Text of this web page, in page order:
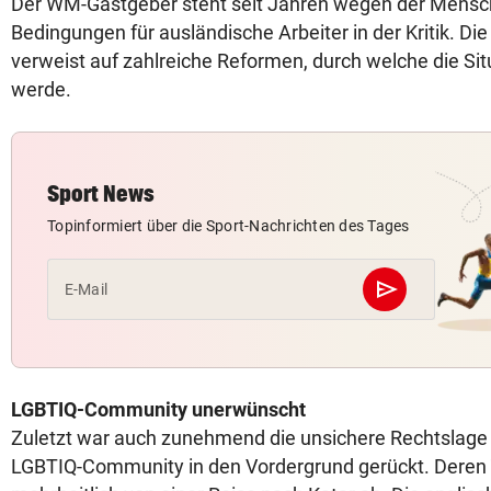
Bedingungen für ausländische Arbeiter in der Kritik.
verweist auf zahlreiche Reformen, durch welche die
werde.
Sport News
Topinformiert über die Sport-Nachrichten des Tages
E-Mail send
Abschicken
LGBTIQ-Community unerwünscht
Zuletzt war auch zunehmend die unsichere
LGBTIQ-Community in den Vordergrund gerückt.